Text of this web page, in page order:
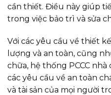
cần thiết. Điều này giúp
trong việc bảo trì và sửa
Với các yêu cầu về thiết
lượng và an toàn, cũng
chữa, hệ thống PCCC
các yêu cầu về an toàn
và tài sản của mọi người